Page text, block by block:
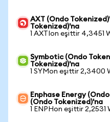
AXT (Ondo
Tokenized)'na
1 AXTIon eşittir 4,3451
Symbotic (Ondo
Tokenized)'na
1 SYMon eşittir 2,3400
Enphase Energy
(Ondo Tokenized)'na
1 ENPHon eşittir 2,2531